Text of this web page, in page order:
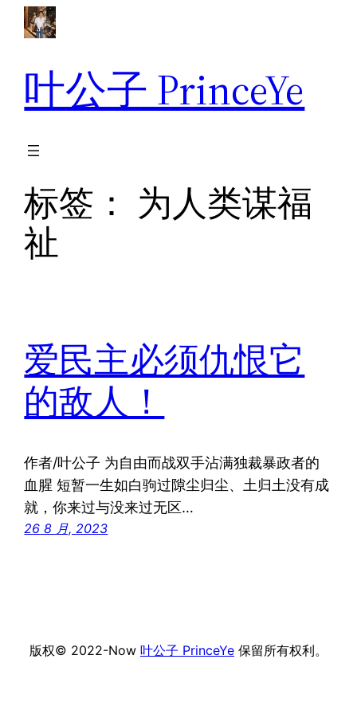
叶公子 PrinceYe
标签： 为人类谋福
祉
爱民主必须仇恨它
的敌人！
作者/叶公子 为自由而战双手沾满独裁暴政者的
血腥 短暂一生如白驹过隙尘归尘、土归土没有成
就，你来过与没来过无区…
26 8 月, 2023
版权© 2022-Now 叶公子 PrinceYe 保留所有权利。